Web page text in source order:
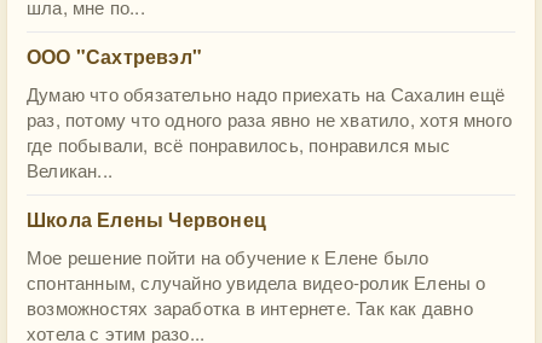
шла, мне по...
ООО "Сахтревэл"
Думаю что обязательно надо приехать на Сахалин ещё
раз, потому что одного раза явно не хватило, хотя много
где побывали, всё понравилось, понравился мыс
Великан...
Школа Елены Червонец
Мое решение пойти на обучение к Елене было
спонтанным, случайно увидела видео-ролик Елены о
возможностях заработка в интернете. Так как давно
хотела с этим разо...